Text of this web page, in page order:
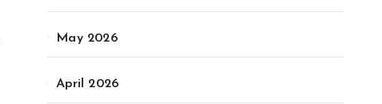
May 2026
April 2026